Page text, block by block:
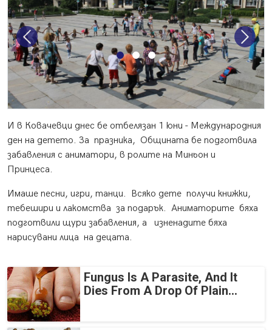
Previous Next
И в Ковачевци днес бе отбелязан 1 юни - Международния
ден на детето. За празника, Общината бе подготвила
забавления с аниматори, в ролите на Миньон и
Принцеса.
Имаше песни, игри, танци. Всяко дете получи книжки,
тебешири и лакомства за подарък. Аниматорите бяха
подготвили щури забавления, а изненадите бяха
нарисувани лица на децата.
Fungus Is A Parasite, And It
Dies From A Drop Of Plain...